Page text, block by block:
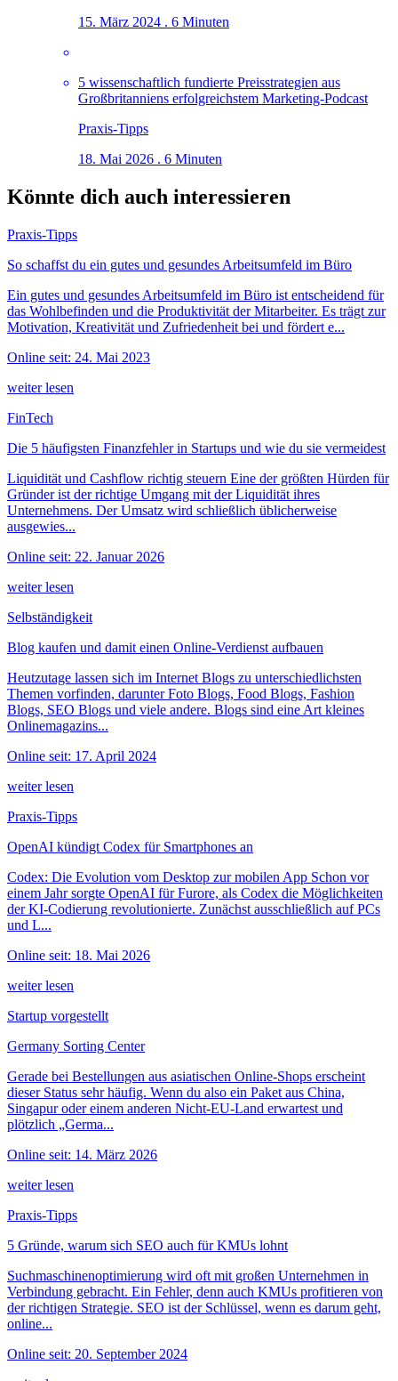
15. März 2024 . 6 Minuten
5 wissenschaftlich fundierte Preisstrategien aus
Großbritanniens erfolgreichstem Marketing-Podcast
Praxis-Tipps
18. Mai 2026 . 6 Minuten
Könnte dich auch interessieren
Praxis-Tipps
So schaffst du ein gutes und gesundes Arbeitsumfeld im Büro
Ein gutes und gesundes Arbeitsumfeld im Büro ist entscheidend für
das Wohlbefinden und die Produktivität der Mitarbeiter. Es trägt zur
Motivation, Kreativität und Zufriedenheit bei und fördert e...
Online seit: 24. Mai 2023
weiter lesen
FinTech
Die 5 häufigsten Finanzfehler in Startups und wie du sie vermeidest
Liquidität und Cashflow richtig steuern Eine der größten Hürden für
Gründer ist der richtige Umgang mit der Liquidität ihres
Unternehmens. Der Umsatz wird schließlich üblicherweise
ausgewies...
Online seit: 22. Januar 2026
weiter lesen
Selbständigkeit
Blog kaufen und damit einen Online-Verdienst aufbauen
Heutzutage lassen sich im Internet Blogs zu unterschiedlichsten
Themen vorfinden, darunter Foto Blogs, Food Blogs, Fashion
Blogs, SEO Blogs und viele andere. Blogs sind eine Art kleines
Onlinemagazins...
Online seit: 17. April 2024
weiter lesen
Praxis-Tipps
OpenAI kündigt Codex für Smartphones an
Codex: Die Evolution vom Desktop zur mobilen App Schon vor
einem Jahr sorgte OpenAI für Furore, als Codex die Möglichkeiten
der KI-Codierung revolutionierte. Zunächst ausschließlich auf PCs
und L...
Online seit: 18. Mai 2026
weiter lesen
Startup vorgestellt
Germany Sorting Center
Gerade bei Bestellungen aus asiatischen Online-Shops erscheint
dieser Status sehr häufig. Wenn du also ein Paket aus China,
Singapur oder einem anderen Nicht-EU-Land erwartest und
plötzlich „Germa...
Online seit: 14. März 2026
weiter lesen
Praxis-Tipps
5 Gründe, warum sich SEO auch für KMUs lohnt
Suchmaschinenoptimierung wird oft mit großen Unternehmen in
Verbindung gebracht. Ein Fehler, denn auch KMUs profitieren von
der richtigen Strategie. SEO ist der Schlüssel, wenn es darum geht,
online...
Online seit: 20. September 2024